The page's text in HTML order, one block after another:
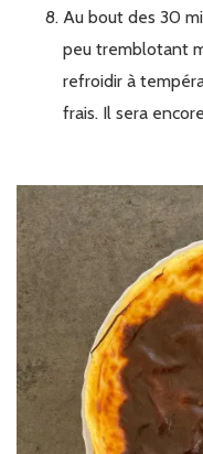
Au bout des 30 minutes, votre flan sera encore un
peu tremblotant
refroidir à
frais. Il sera